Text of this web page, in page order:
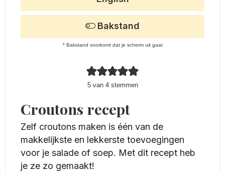
5van 4stemmen
Bakstand
* Bakstand voorkomt dat je scherm uit gaat
Croutons recept
Zelf croutons maken is één van de
makkelijkste en lekkerste toevoegingen
voor je salade of soep. Met dit recept heb
je ze zo gemaakt!